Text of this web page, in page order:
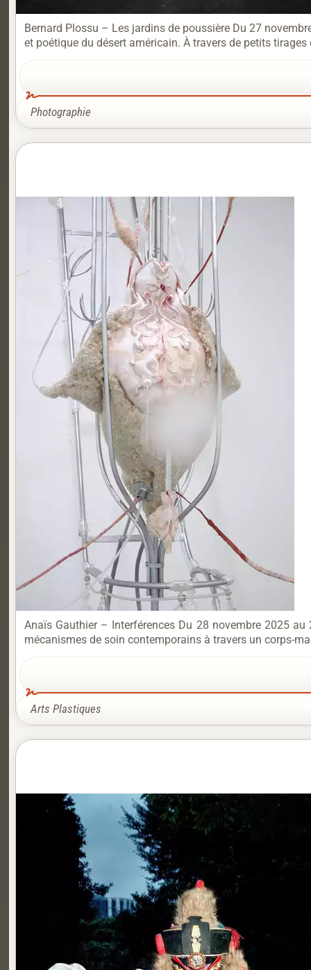
Bernard Plossu – Les jardins de poussière Du 27
et poétique du désert américain. À travers de petits
Photographie
Anaïs Gauthier – Interférences Du 28 novembre 2025
mécanismes de soin contemporains à travers un corps-
Arts Plastiques